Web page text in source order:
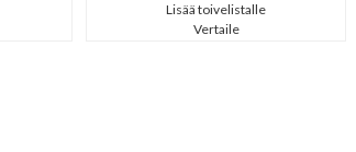
Lisää toivelistalle
Vertaile